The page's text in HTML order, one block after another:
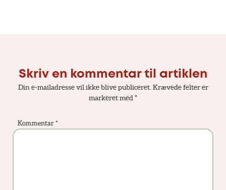
Skriv en kommentar til artiklen
Din e-mailadresse vil ikke blive publiceret. Krævede felter er
markeret med *
Kommentar *